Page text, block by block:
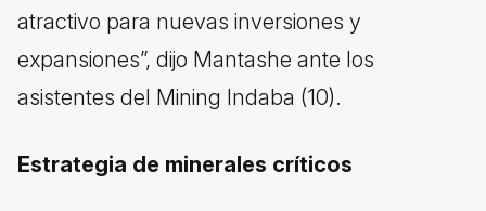
atractivo para nuevas inversiones y
expansiones”, dijo Mantashe ante los
asistentes del Mining Indaba (10).
Estrategia de minerales críticos